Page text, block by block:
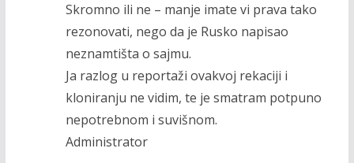
Skromno ili ne – manje imate vi prava tako
rezonovati, nego da je Rusko napisao
neznamtišta o sajmu.
Ja razlog u reportaži ovakvoj rekaciji i
kloniranju ne vidim, te je smatram potpuno
nepotrebnom i suvišnom.
Administrator